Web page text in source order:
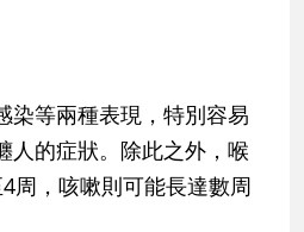
染等兩種表現，特別容易
人的症狀。除此之外，喉
周，咳嗽則可能長達數周